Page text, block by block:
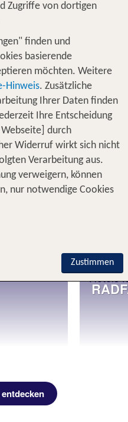
3 Filter
mind. 80%
und Aktivsein
denn hier können Sie
oder ein
den schönsten
Hawaii, fahren
findet sich das
Zugriffe von dortigen
finden und
basierende
möchten. Weitere
Hinweis. Zusätzliche
Ihrer Daten finden
Ihre Entscheidung
durch
Widerruf wirkt sich nicht
Verarbeitung aus.
verweigern, können
nur notwendige Cookies
Zustimmen